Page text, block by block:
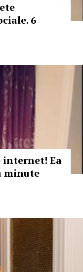
6
internet! Ea
minute